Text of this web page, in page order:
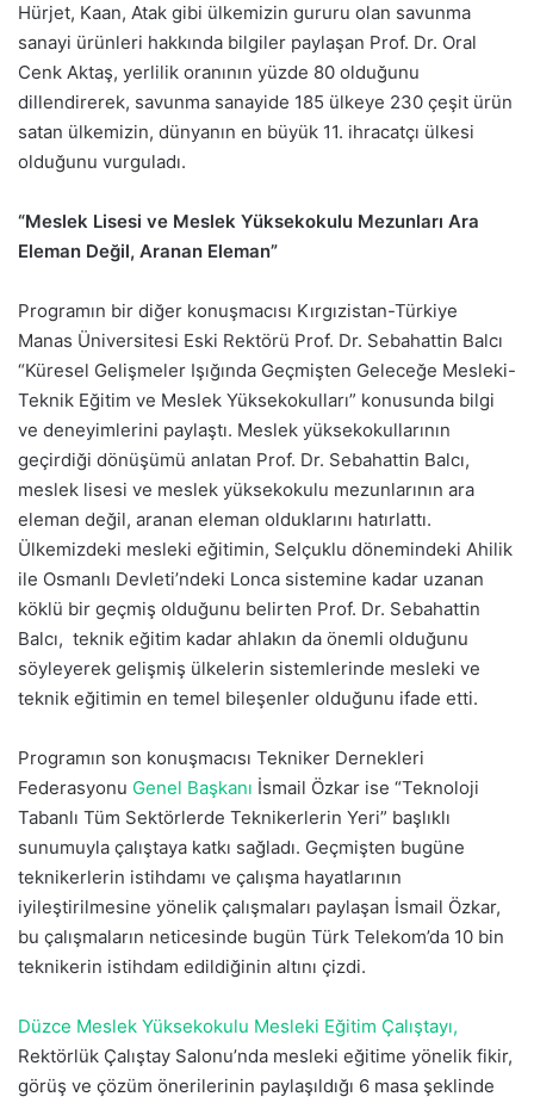
Hürjet, Kaan, Atak gibi ülkemizin gururu olan savunma
sanayi ürünleri hakkında bilgiler paylaşan Prof. Dr. Oral
Cenk Aktaş, yerlilik oranının yüzde 80 olduğunu
dillendirerek, savunma sanayide 185 ülkeye 230 çeşit ürün
satan ülkemizin, dünyanın en büyük 11. ihracatçı ülkesi
olduğunu vurguladı.
“Meslek Lisesi ve Meslek Yüksekokulu Mezunları Ara
Eleman Değil, Aranan Eleman”
Programın bir diğer konuşmacısı Kırgızistan-Türkiye
Manas Üniversitesi Eski Rektörü Prof. Dr. Sebahattin Balcı
“Küresel Gelişmeler Işığında Geçmişten Geleceğe Mesleki-
Teknik Eğitim ve Meslek Yüksekokulları” konusunda bilgi
ve deneyimlerini paylaştı. Meslek yüksekokullarının
geçirdiği dönüşümü anlatan Prof. Dr. Sebahattin Balcı,
meslek lisesi ve meslek yüksekokulu mezunlarının ara
eleman değil, aranan eleman olduklarını hatırlattı.
Ülkemizdeki mesleki eğitimin, Selçuklu dönemindeki Ahilik
ile Osmanlı Devleti’ndeki Lonca sistemine kadar uzanan
köklü bir geçmiş olduğunu belirten Prof. Dr. Sebahattin
Balcı, teknik eğitim kadar ahlakın da önemli olduğunu
söyleyerek gelişmiş ülkelerin sistemlerinde mesleki ve
teknik eğitimin en temel bileşenler olduğunu ifade etti.
Programın son konuşmacısı Tekniker Dernekleri
Federasyonu Genel Başkanı İsmail Özkar ise “Teknoloji
Tabanlı Tüm Sektörlerde Teknikerlerin Yeri” başlıklı
sunumuyla çalıştaya katkı sağladı. Geçmişten bugüne
teknikerlerin istihdamı ve çalışma hayatlarının
iyileştirilmesine yönelik çalışmaları paylaşan İsmail Özkar,
bu çalışmaların neticesinde bugün Türk Telekom’da 10 bin
teknikerin istihdam edildiğinin altını çizdi.
Düzce Meslek Yüksekokulu Mesleki Eğitim Çalıştayı,
Rektörlük Çalıştay Salonu’nda mesleki eğitime yönelik fikir,
görüş ve çözüm önerilerinin paylaşıldığı 6 masa şeklinde